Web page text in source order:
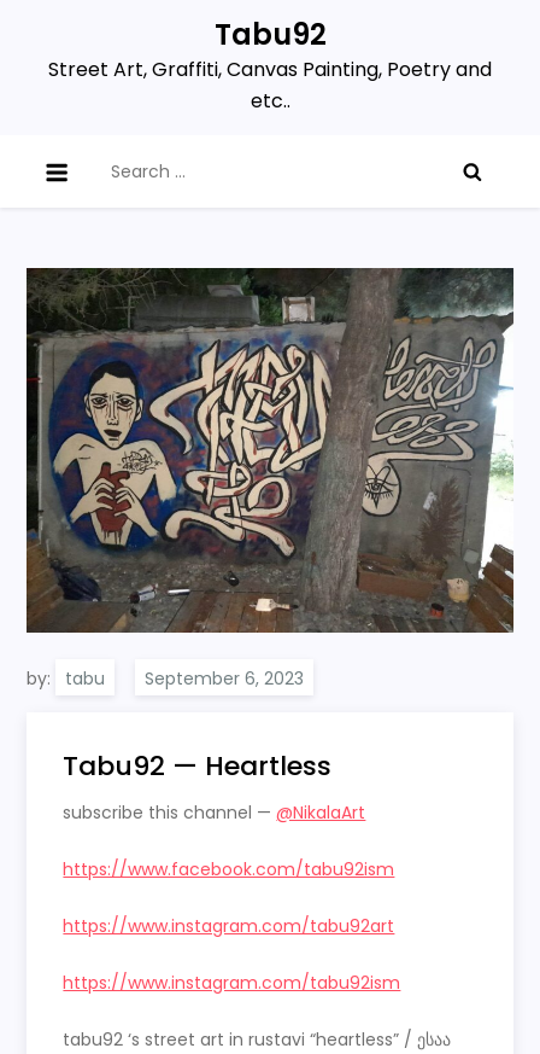
content
Tabu92
Street Art, Graffiti, Canvas Painting, Poetry and
etc..
for:
by: tabu
Tabu92 — Heartless
subscribe this channel —@NikalaArt
https://www.facebook.com/tabu92ism
https://www.instagram.com/tabu92art
https://www.instagram.com/tabu92ism
tabu92 ‘s street art in rustavi “heartless” / ესაა